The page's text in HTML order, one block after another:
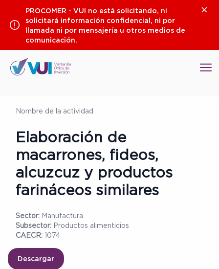
contenido
PROCOMER - VUI no está solicitando, ni
solicitará información confidencial, ni por
llamada ni por mensajería u otros medios de
comunicación.
Nombre de la actividad
Elaboración de
macarrones, fideos,
alcuzcuz y productos
farináceos similares
Sector: Manufactura
Subsector: Productos alimenticios
CAECR: 1074
Descargar